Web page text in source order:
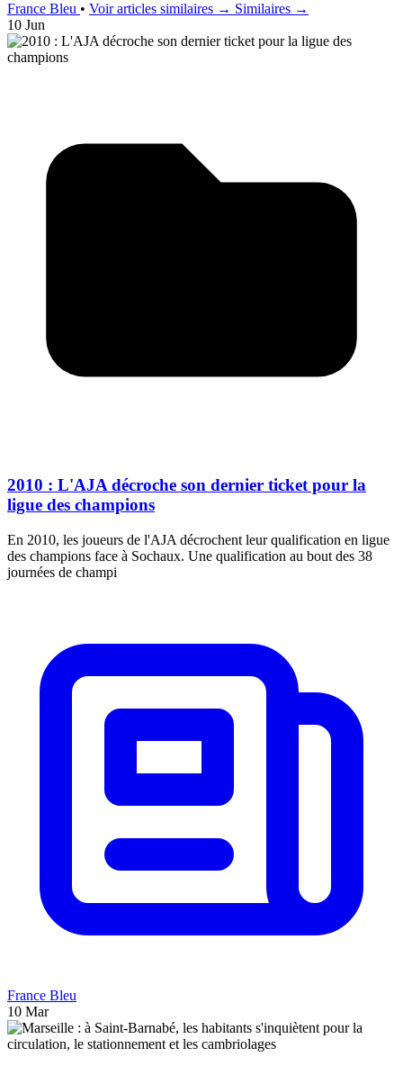
France Bleu • Voir articles similaires → Similaires →
10 Jun
2010 : L'AJA décroche son dernier ticket pour la
ligue des champions
En 2010, les joueurs de l'AJA décrochent leur qualification en ligue
des champions face à Sochaux. Une qualification au bout des 38
journées de champi
France Bleu
10 Mar